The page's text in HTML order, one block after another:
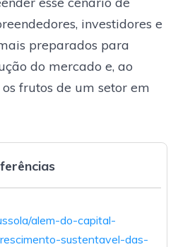
investidores e
preparados para
do mercado e, ao
frutos de um setor em
alem-do-capital-
sustentavel-das-